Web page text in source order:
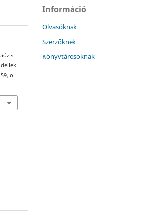
59, o.
Információ
Olvasóknak
Szerzőknek
Könyvtárosoknak